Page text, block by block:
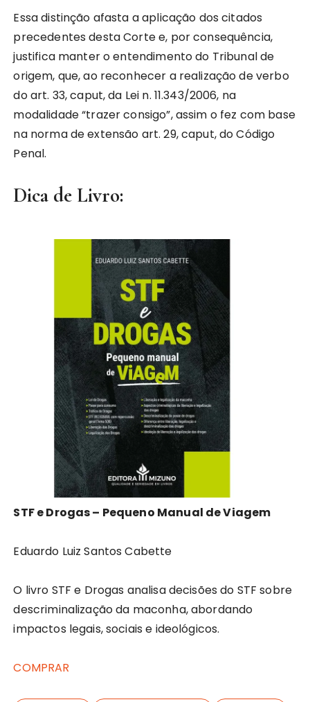
Essa distinção afasta a aplicação dos citados
precedentes desta Corte e, por consequência,
justifica manter o entendimento do Tribunal de
origem, que, ao reconhecer a realização de verbo
do art. 33, caput, da Lei n. 11.343/2006, na
modalidade “trazer consigo”, assim o fez com base
na norma de extensão art. 29, caput, do Código
Penal.
Dica de Livro:
STF e Drogas – Pequeno Manual de Viagem
Eduardo Luiz Santos Cabette
O livro STF e Drogas analisa decisões do STF sobre
descriminalização da maconha, abordando
impactos legais, sociais e ideológicos.
COMPRAR